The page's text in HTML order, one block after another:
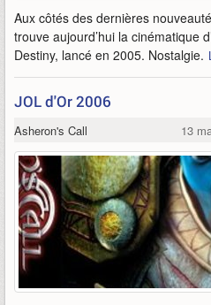
Aux côtés des dernières
trouve aujourd’hui la cinématique
Destiny, lancé en 2005. Nostalgie.
JOL d'Or 2006
Asheron's Call 13